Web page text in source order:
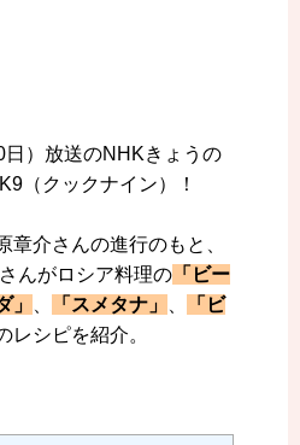
）放送のNHKきょうの
（クックナイン）！
章介さんの進行のもと、
んがロシア料理の 「ビー
」
「スメタナ」
「ビ
レシピを紹介。